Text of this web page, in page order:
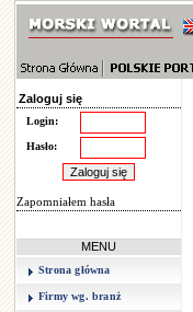
Zaloguj się
Login:
Hasło:
Zapomniałem hasła
MENU
Strona główna
Firmy wg. branż